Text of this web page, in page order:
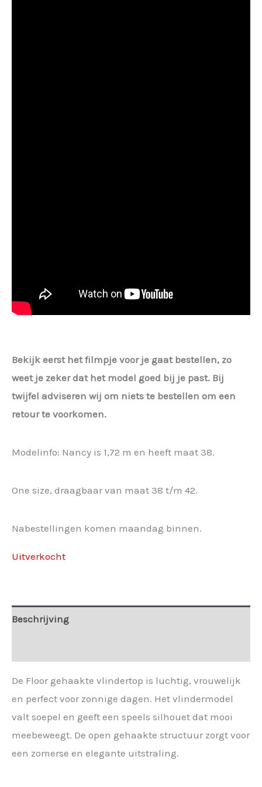
Bekijk eerst het filmpje voor je gaat bestellen, zo
weet je zeker dat het model goed bij je past. Bij
twijfel adviseren wij om niets te bestellen om een
retour te voorkomen.
Modelinfo: Nancy is 1,72 m en heeft maat 38.
One size, draagbaar van maat 38 t/m 42.
Nabestellingen komen maandag binnen.
Uitverkocht
Beschrijving
De Floor gehaakte vlindertop is luchtig, vrouwelijk
en perfect voor zonnige dagen. Het vlindermodel
valt soepel en geeft een speels silhouet dat mooi
meebeweegt. De open gehaakte structuur zorgt voor
een zomerse en elegante uitstraling.